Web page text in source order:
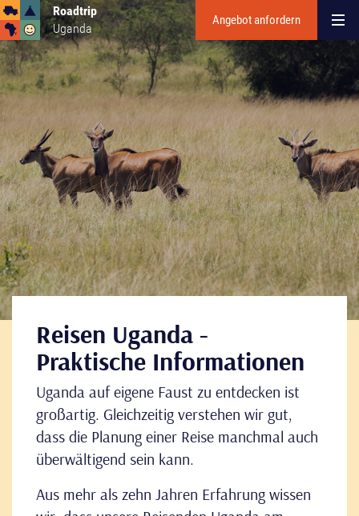
Roadtrip
Uganda
Angebot anfordern
Reisen Uganda -
Praktische Informationen
Uganda auf eigene Faust zu entdecken ist
großartig. Gleichzeitig verstehen wir gut,
dass die Planung einer Reise manchmal auch
überwältigend sein kann.
Aus mehr als zehn Jahren Erfahrung wissen